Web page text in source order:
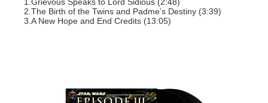
2.The Birth of the Twins and Padme’s Destiny (3:39)
3.A New Hope and End Credits (13:05)